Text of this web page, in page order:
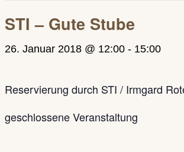
STI – Gute Stube
26. Januar 2018 @ 12:00 - 15:00
Reservierung durch STI / Irmgard
geschlossene Veranstaltung